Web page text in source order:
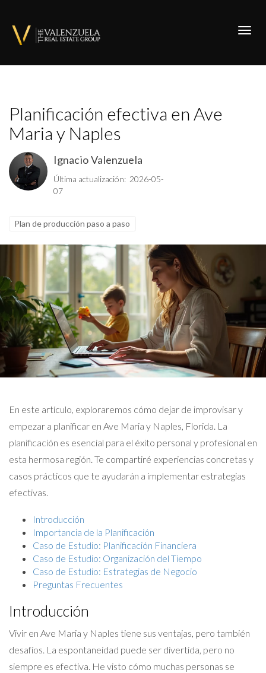
Planificación efectiva en Ave
Maria y Naples
Ignacio Valenzuela
Última actualización: 2026-05-
07
Plan de producción paso a paso
En este artículo, exploraremos cómo dejar de improvisar y
empezar a planificar en Ave Maria y Naples, Florida. La
planificación es esencial para el éxito personal y profesional en
esta hermosa región. Te compartiré experiencias concretas y
casos prácticos que te ayudarán a implementar estrategias
efectivas.
Introducción
Importancia de la Planificación
Caso de Estudio: Planificación Financiera
Caso de Estudio: Organización del Tiempo
Caso de Estudio: Estrategias de Negocio
Preguntas Frecuentes
Introducción
Vivir en Ave Maria y Naples tiene sus ventajas, pero también
desafíos. La espontaneidad puede ser divertida, pero no
siempre es efectiva. He visto cómo muchas personas se